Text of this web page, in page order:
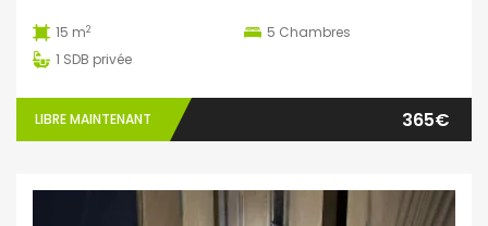
15 m2 5 Chambres
1 SDB privée
LIBRE MAINTENANT 365€